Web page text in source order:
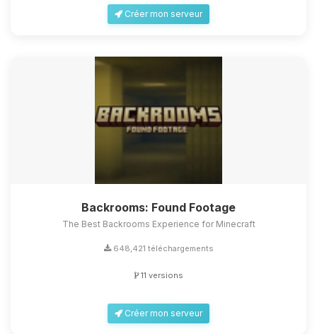
Créer mon serveur
Backrooms: Found Footage
The Best Backrooms Experience for Minecraft
648,421 téléchargements
11 versions
Créer mon serveur